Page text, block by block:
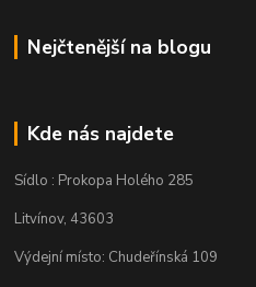
Nejčtenější na blogu
Kde nás najdete
Sídlo : Prokopa Holého 285
Litvínov, 43603
Výdejní místo: Chudeřínská 109